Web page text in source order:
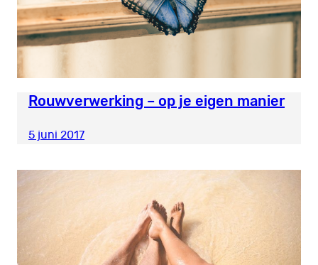
Rouwverwerking – op je eigen manier
5 juni 2017